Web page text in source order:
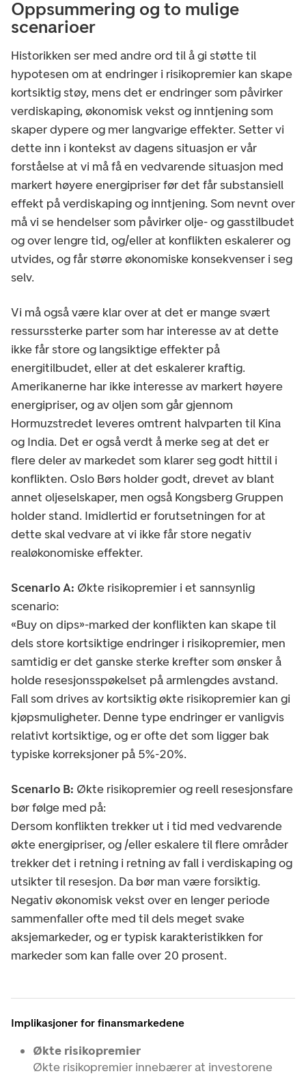
Oppsummering og to mulige
scenarioer
Historikken ser med andre ord til å gi støtte til
hypotesen om at endringer i risikopremier kan skape
kortsiktig støy, mens det er endringer som påvirker
verdiskaping, økonomisk vekst og inntjening som
skaper dypere og mer langvarige effekter. Setter vi
dette inn i kontekst av dagens situasjon er vår
forståelse at vi må få en vedvarende situasjon med
markert høyere energipriser før det får substansiell
effekt på verdiskaping og inntjening. Som nevnt over
må vi se hendelser som påvirker olje- og gasstilbudet
og over lengre tid, og/eller at konflikten eskalerer og
utvides, og får større økonomiske konsekvenser i seg
selv.
Vi må også være klar over at det er mange svært
ressurssterke parter som har interesse av at dette
ikke får store og langsiktige effekter på
energitilbudet, eller at det eskalerer kraftig.
Amerikanerne har ikke interesse av markert høyere
energipriser, og av oljen som går gjennom
Hormuzstredet leveres omtrent halvparten til Kina
og India. Det er også verdt å merke seg at det er
flere deler av markedet som klarer seg godt hittil i
konflikten. Oslo Børs holder godt, drevet av blant
annet oljeselskaper, men også Kongsberg Gruppen
holder stand. Imidlertid er forutsetningen for at
dette skal vedvare at vi ikke får store negativ
realøkonomiske effekter.
Scenario A: Økte risikopremier i et sannsynlig
scenario:
«Buy on dips»-marked der konflikten kan skape til
dels store kortsiktige endringer i risikopremier, men
samtidig er det ganske sterke krefter som ønsker å
holde resesjonsspøkelset på armlengdes avstand.
Fall som drives av kortsiktig økte risikopremier kan gi
kjøpsmuligheter. Denne type endringer er vanligvis
relativt kortsiktige, og er ofte det som ligger bak
typiske korreksjoner på 5%-20%.
Scenario B: Økte risikopremier og reell resesjonsfare
bør følge med på:
Dersom konflikten trekker ut i tid med vedvarende
økte energipriser, og /eller eskalere til flere områder
trekker det i retning i retning av fall i verdiskaping og
utsikter til resesjon. Da bør man være forsiktig.
Negativ økonomisk vekst over en lenger periode
sammenfaller ofte med til dels meget svake
aksjemarkeder, og er typisk karakteristikken for
markeder som kan falle over 20 prosent.
Implikasjoner for finansmarkedene
Økte risikopremier
Økte risikopremier innebærer at investorene